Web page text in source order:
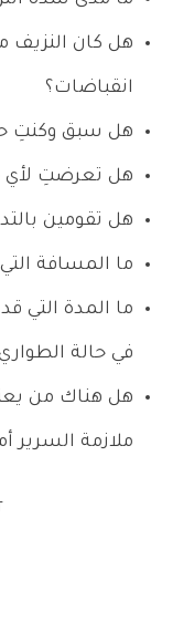
هل كان النزيف
انقباضات؟
هل سبق وكنتِ
هل تعرضتِ لأي
هل تقومين
ما المسافة
ما المدة التي
في حالة
هل هناك من
ملازمة السرير